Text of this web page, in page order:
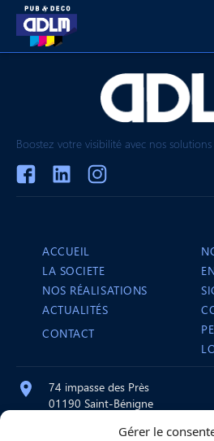
Gérer le
Boostez votre visibilité avec nos
ACCUEIL
LA SOCIETE
NOS RÉALISATIONS
ACTUALITÉS
CONTACT
74 impasse des Près
01190 Saint-Bénigne
contact@atelier-martre.fr